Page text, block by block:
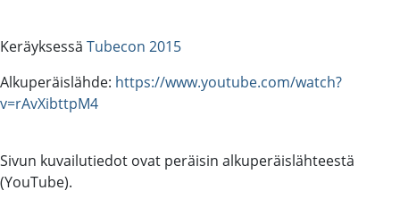
Keräyksessä Tubecon 2015
Alkuperäislähde: https://www.youtube.com/watch?
v=rAvXibttpM4
Sivun kuvailutiedot ovat peräisin alkuperäislähteestä
(YouTube).